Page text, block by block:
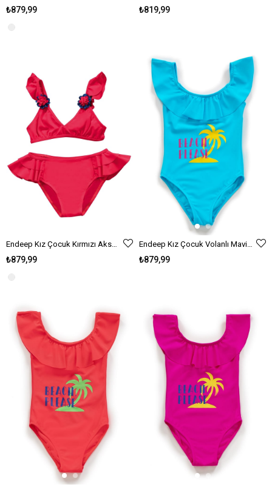
₺879,99 ₺819,99
₺879,99 ₺879,99